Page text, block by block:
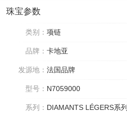
珠宝参数
类别： 项链
品牌： 卡地亚
发源地： 法国品牌
型号： N7059000
系列： DIAMANTS LÉGERS系列